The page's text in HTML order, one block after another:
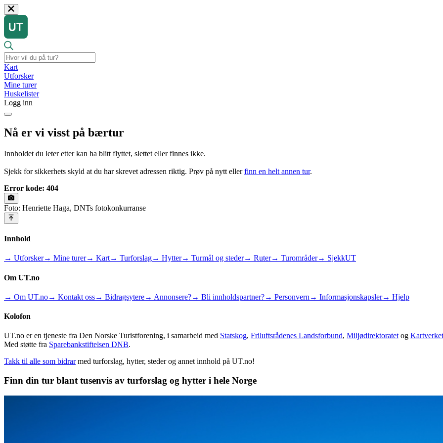
Kart
Utforsker
Mine turer
Huskelister
Logg inn
Nå er vi visst på bærtur
Innholdet du leter etter kan ha blitt flyttet, slettet eller finnes ikke.
Sjekk for sikkerhets skyld at du har skrevet adressen riktig. Prøv på nytt eller finn en helt annen tur.
Error kode: 404
Foto: Henriette Haga, DNTs fotokonkurranse
Innhold
→ Utforsker→ Mine turer→ Kart→ Turforslag→ Hytter→ Turmål og steder→ Ruter→ Turområder→ SjekkUT
Om UT.no
→ Om UT.no→ Kontakt oss→ Bidragsytere→ Annonsere?→ Bli innholdspartner?→ Personvern → Informasjonskapsler→ Hjelp
Kolofon
UT.no er en tjeneste fra Den Norske Turistforening, i samarbeid med Statskog, Friluftsrådenes Landsforbund, Miljødirektoratet og Kartverket
Med støtte fra Sparebankstiftelsen DNB.
Takk til alle som bidrar med turforslag, hytter, steder og annet innhold på UT.no!
Finn din tur blant tusenvis av turforslag og hytter i hele Norge